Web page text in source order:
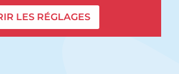
LES RÉGLAGES